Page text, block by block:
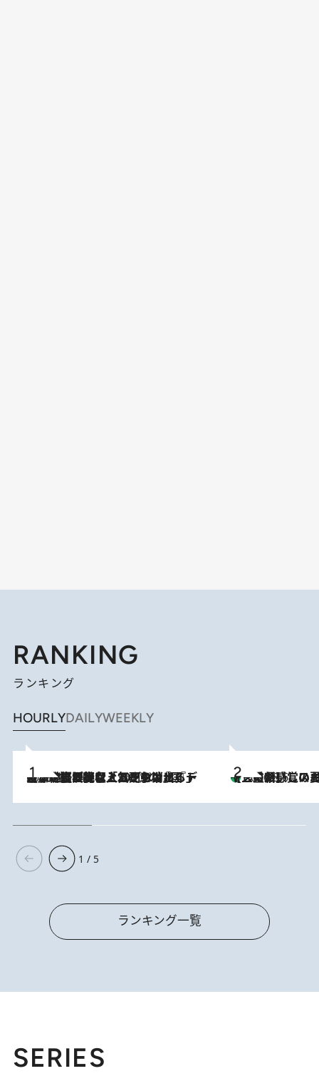
RANKING
ランキング
HOURLYDAILYWEEKLY
2026.8.5
【なぜ吉沢亮は「気配を消せる」のか？】興行収入208億の『国宝』を経て挑むミュージカル『ディア・エヴァン・ハンセン』。トップ俳優が舞台上でさらけ出した“孤独”とは 2026.8.6
【三重県】この夏絶対食べたい 冷やしておいしいおやつ3選 お餅×
1 / 5
ランキング一覧
SERIES